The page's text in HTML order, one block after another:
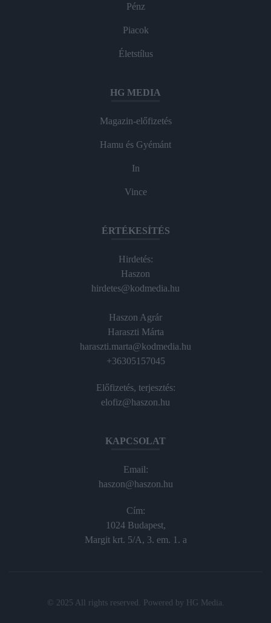
Pénz
Piacok
Életstílus
HG MEDIA
Magazin-előfizetés
Hamu és Gyémánt
In
Vince
ÉRTÉKESÍTÉS
Hirdetés:
Haszon
hirdetes@kodmedia.hu
Haszon Agrár
Haraszti Márta
haraszti.marta@kodmedia.hu
+36305157045
Előfizetés, terjesztés:
elofiz@haszon.hu
KAPCSOLAT
Email:
haszon@haszon.hu
Cím:
1024 Budapest,
Margit krt. 5/A, 3. em. 1. a
© 2025 All rights reserved. Powered by HG Media